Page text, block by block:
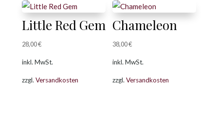
Little Red Gem
28,00€
inkl. MwSt.
zzgl.Versandkosten
Chameleon
38,00€
inkl. MwSt.
zzgl.Versandkosten